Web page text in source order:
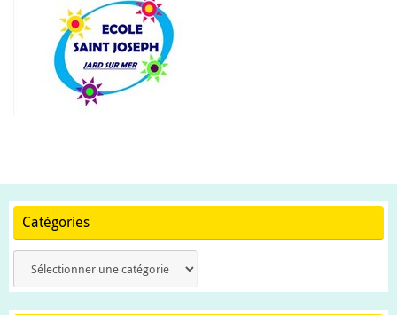
Catégories